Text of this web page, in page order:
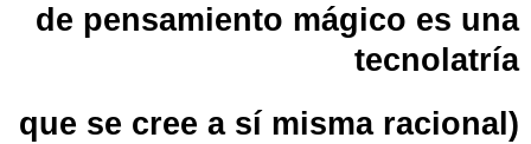
de pensamiento mágico es una
tecnolatría
que se cree a sí misma racional)